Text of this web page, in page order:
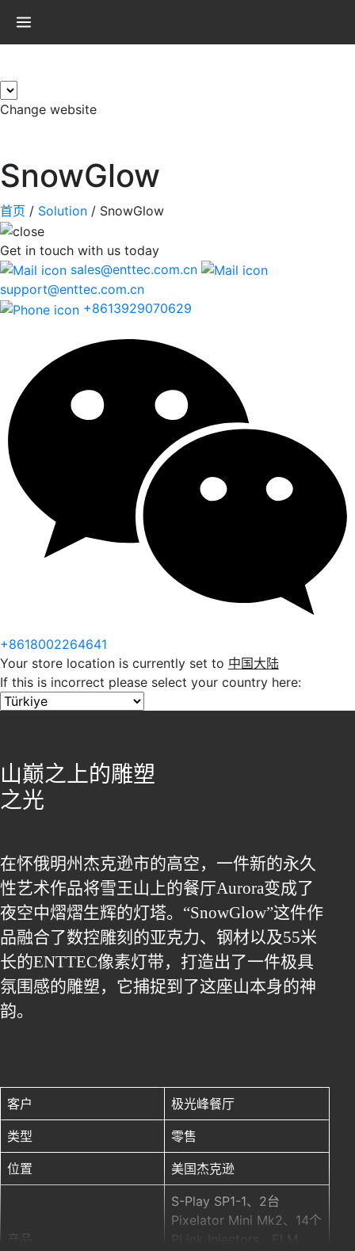
Change website
SnowGlow
首页 / Solution / SnowGlow
Get in touch with us today
sales@enttec.com.cn
support@enttec.com.cn
+8613929070629
+8618002264641
Your store location is currently set to 中国大陆
If this is incorrect please select your country here:
山巅之上的雕塑
之光
在怀俄明州杰克逊市的高空，一件新的永久
性艺术作品将雪王山上的餐厅Aurora变成了
夜空中熠熠生辉的灯塔。“SnowGlow”这件作
品融合了数控雕刻的亚克力、钢材以及55米
长的ENTTEC像素灯带，打造出了一件极具
氛围感的雕塑，它捕捉到了这座山本身的神
韵。
客户 极光峰餐厅 类型 零售 位置 美国杰克逊 产品 S-Play
客户 极光峰餐厅
类型 零售
位置 美国杰克逊
产品
S-Play SP1-1、2台
Pixelator Mini Mk2、14个
PLink Injectors、ELM、